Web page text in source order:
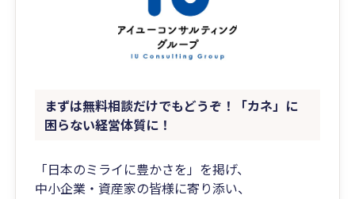
まずは無料相談だけでもどうぞ！「カネ」に
困らない経営体質に！
「日本のミライに豊かさを」を掲げ、
中小企業・資産家の皆様に寄り添い、